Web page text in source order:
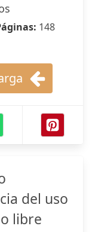
148
del uso
libre